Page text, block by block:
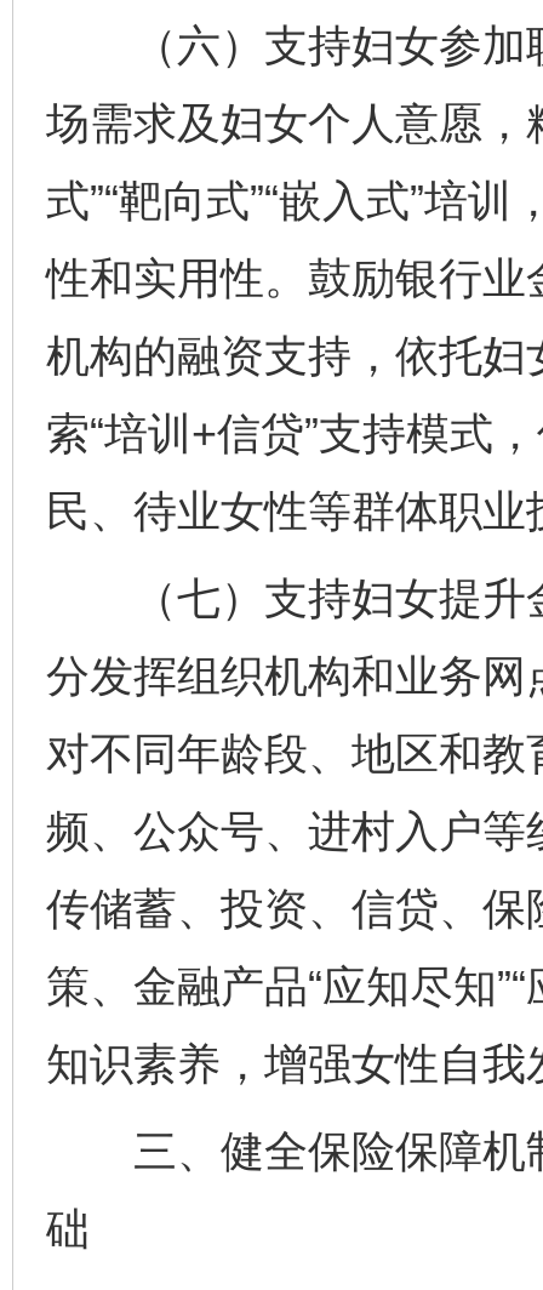
（六）支持妇女参加
场需求及妇女个人意愿，
式”“靶向式”“嵌入式”培
性和实用性。鼓励银行
机构的融资支持，依托
索“培训+信贷”支持模式
民、待业女性等群体职业
（七）支持妇女提升
分发挥组织机构和业务
对不同年龄段、地区和
频、公众号、进村入户
传储蓄、投资、信贷、
策、金融产品“应知尽知
知识素养，增强女性自我
三、健全保险保障机
础